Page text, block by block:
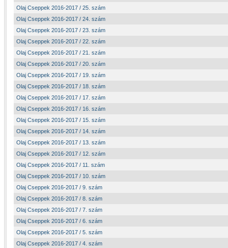
Olaj Cseppek 2016-2017 / 25. szám
Olaj Cseppek 2016-2017 / 24. szám
Olaj Cseppek 2016-2017 / 23. szám
Olaj Cseppek 2016-2017 / 22. szám
Olaj Cseppek 2016-2017 / 21. szám
Olaj Cseppek 2016-2017 / 20. szám
Olaj Cseppek 2016-2017 / 19. szám
Olaj Cseppek 2016-2017 / 18. szám
Olaj Cseppek 2016-2017 / 17. szám
Olaj Cseppek 2016-2017 / 16. szám
Olaj Cseppek 2016-2017 / 15. szám
Olaj Cseppek 2016-2017 / 14. szám
Olaj Cseppek 2016-2017 / 13. szám
Olaj Cseppek 2016-2017 / 12. szám
Olaj Cseppek 2016-2017 / 11. szám
Olaj Cseppek 2016-2017 / 10. szám
Olaj Cseppek 2016-2017 / 9. szám
Olaj Cseppek 2016-2017 / 8. szám
Olaj Cseppek 2016-2017 / 7. szám
Olaj Cseppek 2016-2017 / 6. szám
Olaj Cseppek 2016-2017 / 5. szám
Olaj Cseppek 2016-2017 / 4. szám